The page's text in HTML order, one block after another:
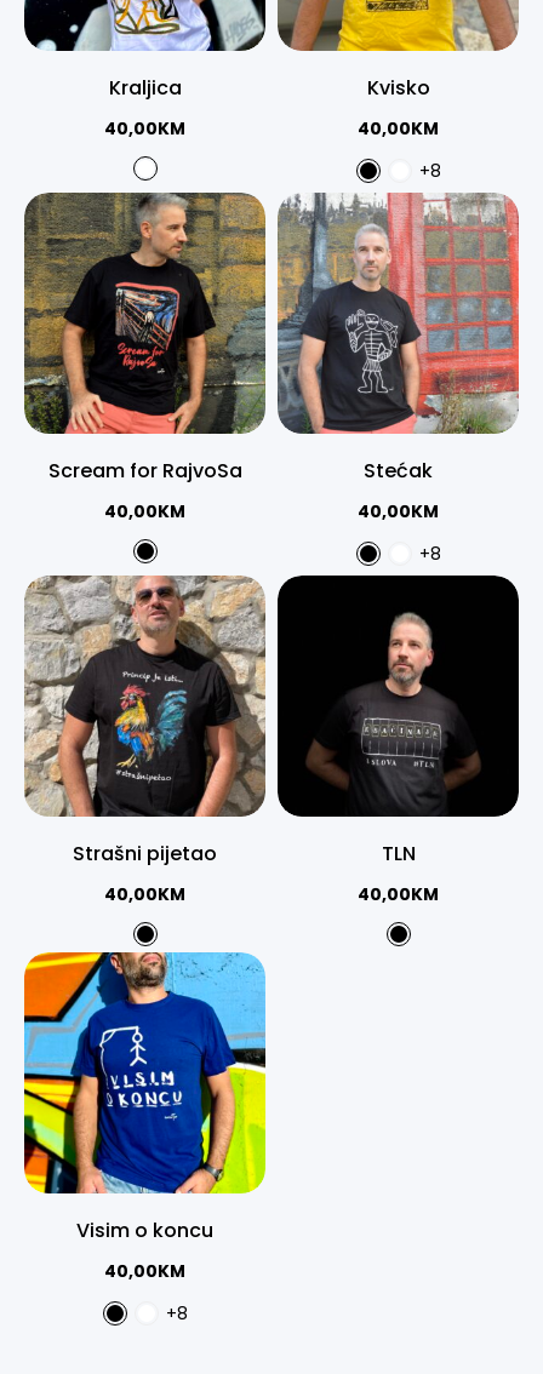
Kraljica
40,00KM
Kvisko
40,00KM
+8
Scream for RajvoSa
40,00KM
Stećak
40,00KM
+8
Strašni pijetao
40,00KM
TLN
40,00KM
Visim o koncu
40,00KM
+8